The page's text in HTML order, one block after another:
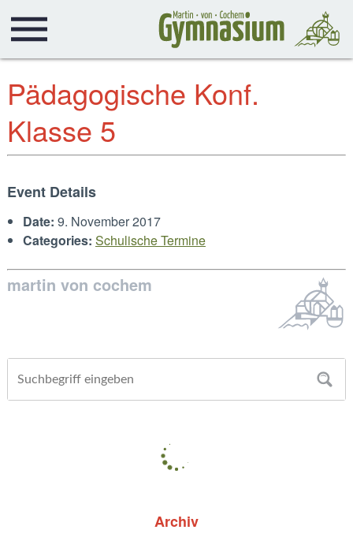
Pädagogische Konf.
Klasse 5
Event Details
Date: 9. November 2017
Categories: Schulische Termine
martin von cochem
Archiv